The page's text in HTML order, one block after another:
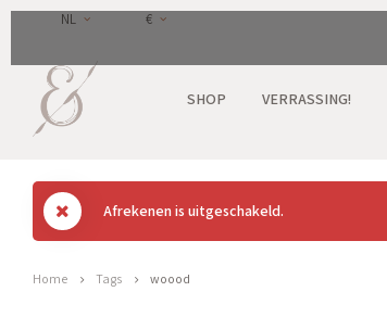
NL €
SHOP VERRASSING!
Afrekenen is uitgeschakeld.
Home Tags woood